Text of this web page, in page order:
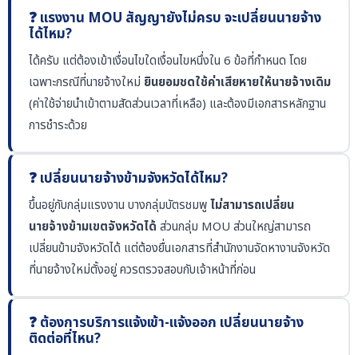
❓ แรงงาน MOU สัญญายังไม่ครบ จะเปลี่ยนนายจ้าง
ได้ไหม?
ได้ครับ แต่ต้องเข้าเงื่อนไขใดเงื่อนไขหนึ่งใน 6 ข้อที่กำหนด โดย
เฉพาะกรณีที่นายจ้างใหม่ ยินยอมชดใช้ค่าเสียหายให้นายจ้างเดิม
(ค่าใช้จ่ายนำเข้าตามสัดส่วนเวลาที่เหลือ) และต้องมีเอกสารหลักฐาน
การชำระด้วย
❓ เปลี่ยนนายจ้างข้ามจังหวัดได้ไหม?
ขึ้นอยู่กับกลุ่มแรงงาน บางกลุ่มบัตรชมพูไม่สามารถเปลี่ยน
นายจ้างข้ามเขตจังหวัดได้ ส่วนกลุ่ม MOU ส่วนใหญ่สามารถ
เปลี่ยนข้ามจังหวัดได้ แต่ต้องยื่นเอกสารที่สำนักงานจัดหางานจังหวัด
ที่นายจ้างใหม่ตั้งอยู่ ควรตรวจสอบกับเจ้าหน้าที่ก่อน
❓ ต้องการบริการแจ้งเข้า-แจ้งออก เปลี่ยนนายจ้าง
ติดต่อที่ไหน?